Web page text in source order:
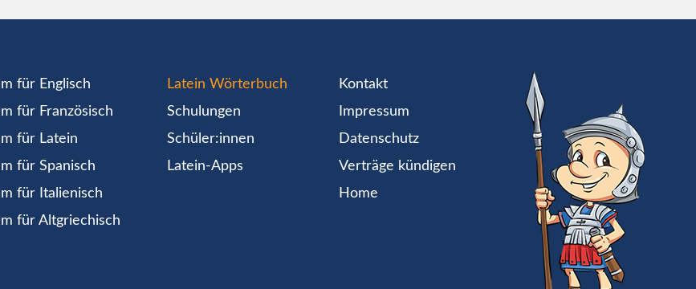
für Englisch
für Französisch
für Latein
für Spanisch
für Italienisch
für Altgriechisch
Latein Wörterbuch
Schulungen
Schüler:innen
Latein-Apps
Kontakt
Impressum
Datenschutz
Verträge kündigen
Home